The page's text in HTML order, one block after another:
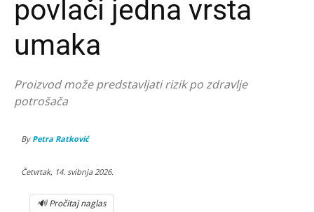
povlači jedna vrsta
umaka
Proizvod može predstavljati rizik po zdravlje
potrošača
By Petra Ratković
Četvrtak, 14. svibnja 2026.
🔊 Pročitaj naglas